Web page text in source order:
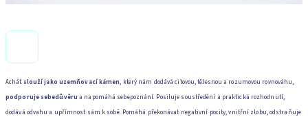
Achát slouží jako uzemňovací kámen, který nám dodává citovou, tělesnou a rozumovou rovnováhu,
podporuje sebedůvěru a napomáhá sebepoznání. Posiluje soustředění a praktická rozhodnutí,
dodává odvahu a upřímnost sám k sobě. Pomáhá překonávat negativní pocity, vnitřní zlobu, odstraňuje